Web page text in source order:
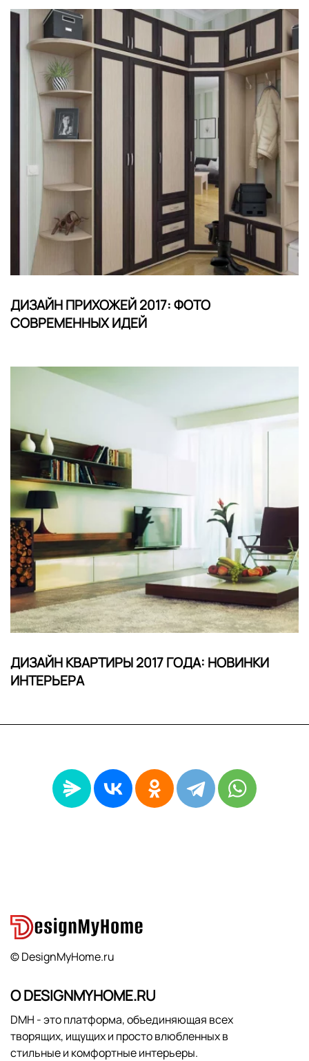
ДИЗАЙН ПРИХОЖЕЙ 2017: ФОТО
СОВРЕМЕННЫХ ИДЕЙ
ДИЗАЙН КВАРТИРЫ 2017 ГОДА: НОВИНКИ
ИНТЕРЬЕРА
© DesignMyHome.ru
О DESIGNMYHOME.RU
DMH - это платформа, объединяющая всех
творящих, ищущих и просто влюбленных в
стильные и комфортные интерьеры.